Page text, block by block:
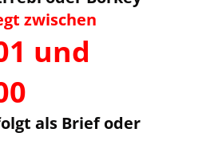
zwischen
und
als Brief oder